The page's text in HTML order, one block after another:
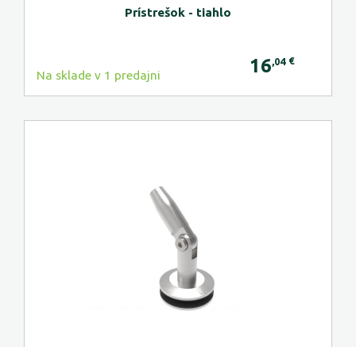
Prístrešok - tiahlo
Na sklade v 1 predajni 16 ,04 €